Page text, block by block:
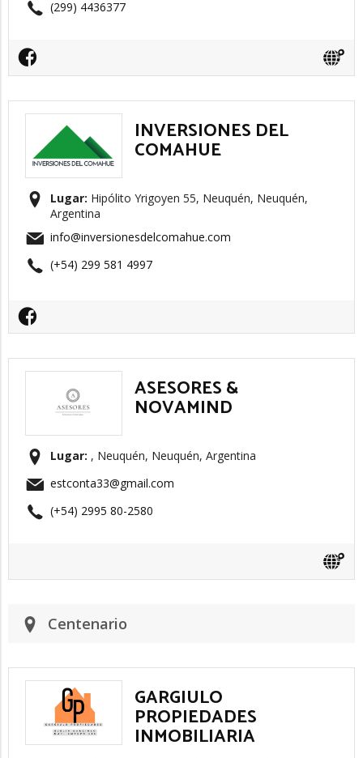
(299) 4436377
INVERSIONES DEL
COMAHUE
Lugar: Hipólito Yrigoyen 55, Neuquén, Neuquén,
Argentina
info@inversionesdelcomahue.com
(+54) 299 581 4997
ASESORES &
NOVAMIND
Lugar: , Neuquén, Neuquén, Argentina
estconta33@gmail.com
(+54) 2995 80-2580
Centenario
GARGIULO
PROPIEDADES
INMOBILIARIA